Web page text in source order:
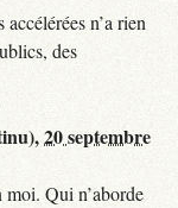
n’a rien
des
20 septembre
moi. Qui n’aborde